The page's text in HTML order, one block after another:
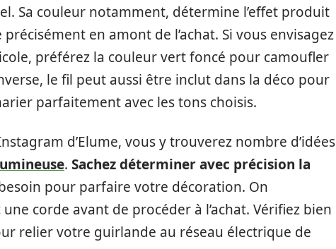
Sa couleur notamment, détermine l’effet produit
en amont de l’achat. Si vous envisagez
préférez la couleur vert foncé pour camoufler
le fil peut aussi être inclut dans la déco pour
parfaitement avec les tons choisis.
d’Elume, vous y trouverez nombre d’idées
. Sachez déterminer avec précision la
pour parfaire votre décoration. On
corde avant de procéder à l’achat. Vérifiez bien
relier votre guirlande au réseau électrique de